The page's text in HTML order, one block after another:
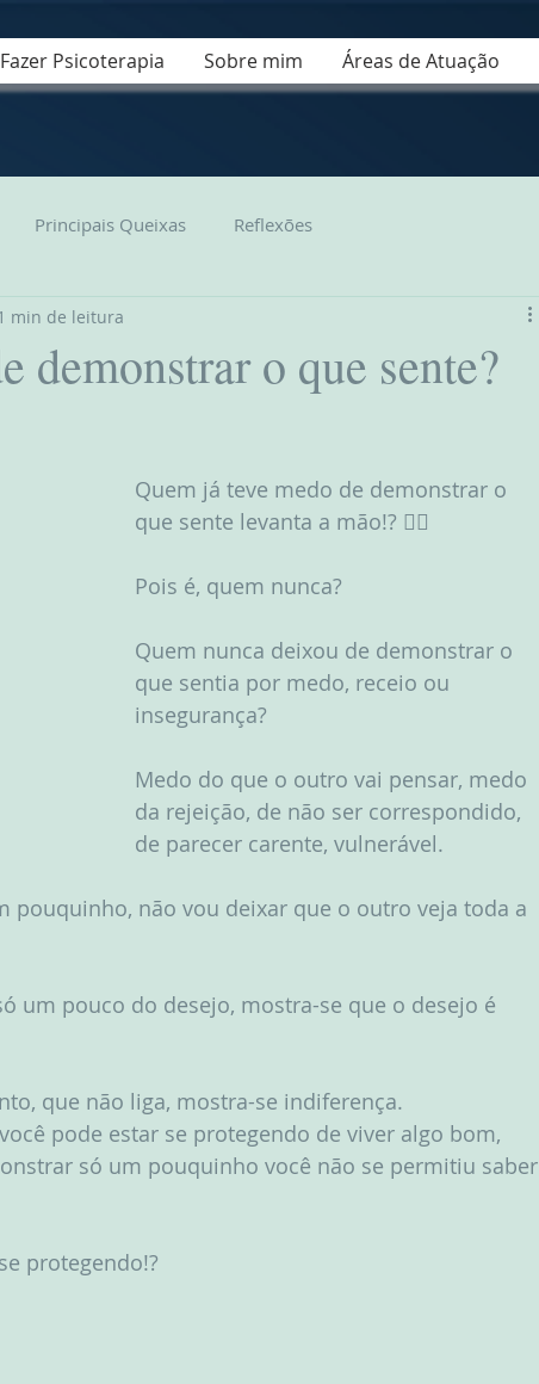
Psicoterapia Sobre mim Áreas de Atuação
Principais Queixas Reflexões
demonstrar o que sente?
min de leitura
Quem já teve medo de demonstrar o
que sente levanta a mão!? 🙋‍♀️
Pois é, quem nunca?
Quem nunca deixou de demonstrar o
que sentia por medo, receio ou
insegurança?
Medo do que o outro vai pensar, medo
da rejeição, de não ser correspondido,
de parecer carente, vulnerável.
pouquinho, não vou deixar que o outro veja toda a
um pouco do desejo, mostra-se que o desejo é
que não liga, mostra-se indiferença.
pode estar se protegendo de viver algo bom,
só um pouquinho você não se permitiu saber
protegendo!?